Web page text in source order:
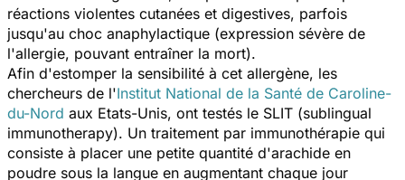
réactions violentes cutanées et digestives, parfois
jusqu'au choc anaphylactique (expression sévère de
l'allergie, pouvant entraîner la mort).
Afin d'estomper la sensibilité à cet allergène, les
chercheurs de l'Institut National de la Santé de Caroline-
du-Nord aux Etats-Unis, ont testés le SLIT (sublingual
immunotherapy). Un traitement par immunothérapie qui
consiste à placer une petite quantité d'arachide en
poudre sous la langue en augmentant chaque jour